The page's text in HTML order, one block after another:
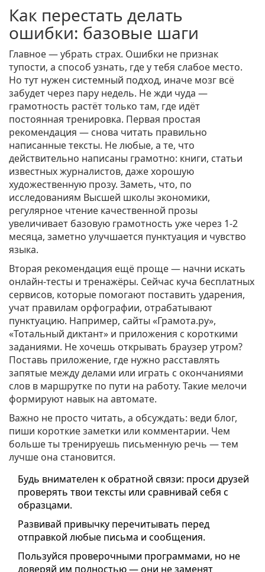
Как перестать делать
ошибки: базовые шаги
Главное — убрать страх. Ошибки не признак
тупости, а способ узнать, где у тебя слабое место.
Но тут нужен системный подход, иначе мозг всё
забудет через пару недель. Не жди чуда —
грамотность растёт только там, где идёт
постоянная тренировка. Первая простая
рекомендация — снова читать правильно
написанные тексты. Не любые, а те, что
действительно написаны грамотно: книги, статьи
известных журналистов, даже хорошую
художественную прозу. Заметь, что, по
исследованиям Высшей школы экономики,
регулярное чтение качественной прозы
увеличивает базовую грамотность уже через 1-2
месяца, заметно улучшается пунктуация и чувство
языка.
Вторая рекомендация ещё проще — начни искать
онлайн-тесты и тренажёры. Сейчас куча бесплатных
сервисов, которые помогают поставить ударения,
учат правилам орфографии, отрабатывают
пунктуацию. Например, сайты «Грамота.ру»,
«Тотальный диктант» и приложения с короткими
заданиями. Не хочешь открывать браузер утром?
Поставь приложение, где нужно расставлять
запятые между делами или играть с окончаниями
слов в маршрутке по пути на работу. Такие мелочи
формируют навык на автомате.
Важно не просто читать, а обсуждать: веди блог,
пиши короткие заметки или комментарии. Чем
больше ты тренируешь письменную речь — тем
лучше она становится.
Будь внимателен к обратной связи: проси друзей
проверять твои тексты или сравнивай себя с
образцами.
Развивай привычку перечитывать перед
отправкой любые письма и сообщения.
Пользуйся проверочными программами, но не
доверяй им полностью — они не заменят